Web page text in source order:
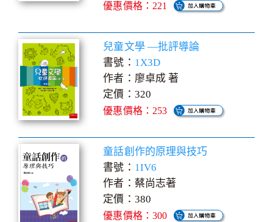
優惠價格：221
兒童文學 —批評導論
書號： 1X3D
作者：廖卓成 著
定價：320
優惠價格：253
童話創作的原理與技巧
書號： 1IV6
作者：蔡尚志著
定價：380
優惠價格：300